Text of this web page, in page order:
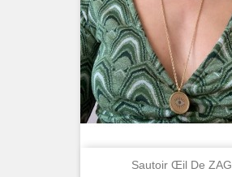
Sautoir Œil De ZAG